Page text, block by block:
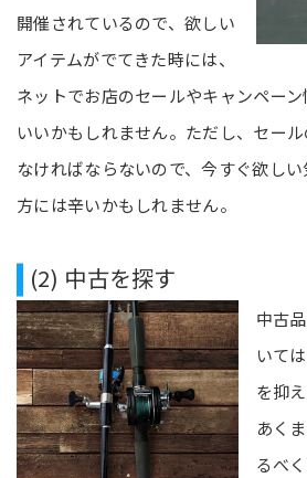
開催されているので、欲しい
アイテムがでてきた時には、
ネットでお店のセールやキャンペー
いいかもしれません。ただし、セー
なければならないので、今すぐ欲し
方には辛いかもしれません。
(2) 中古を探す
中古
いて
を抑
あく
るべ